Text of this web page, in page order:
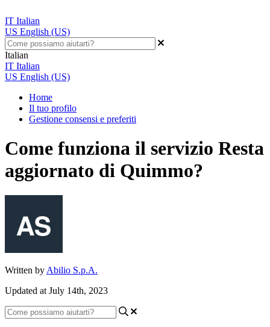
IT Italian
US English (US)
Italian
IT Italian
US English (US)
Home
Il tuo profilo
Gestione consensi e preferiti
Come funziona il servizio Resta
aggiornato di Quimmo?
Written by Abilio S.p.A.
Updated at July 14th, 2023